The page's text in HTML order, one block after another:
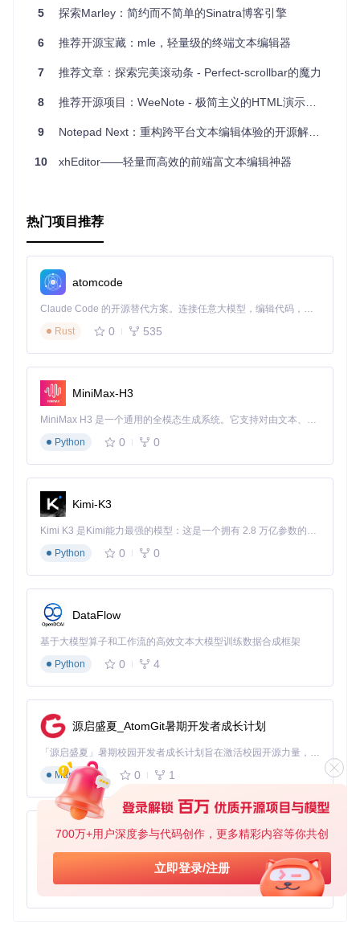
700万+用户深度参与代码创作，更多精彩内容等你共创
立即登录/注册
始化编辑器，设置相关属性和动作，就可以快速启动你的轻量
完整README。
总之，这个轻量级文本编辑器是一个理想的选择，无论你是开
发者还是内容创作者，它都将以其实用的功能和卓越的性能，
5 探索Marley：简约而不简单的Sinatra博客引擎
6 推荐开源宝藏：mle，轻量级的终端文本编辑器
7 推荐文章：探索完美滚动条 - Perfect-scrollbar的魔力
8 推荐开源项目：WeeNote - 极简主义的HTML演示工具
9 Notepad Next：重构跨平台文本编辑体验的开源解决方案
10 xhEditor——轻量而高效的前端富文本编辑神器
热门项目推荐
atomcode
Claude Code 的开源替代方案。连接任意大模型，编辑代码，运行命令，自动验证 — 全自动执行。用 Rust 构建，极致性能。 ｜ An open-source alternative to Claude Code. Connect any LLM, edit code, run commands, and verify changes — autonomously. Built in Rust for speed. Get Started
Rust
0 535
MiniMax-H3
MiniMax H3 是一个通用的全模态生成系统。它支持对由文本、图像、视频和音频组成的多模态上下文进行统一理解，并能生成分辨率高达 2K、时长可达 15 秒的带原生立体声音频的视频。得益于面向任务泛化的系统设计，H3 在预训练阶段就已具备广泛的多模态上下文理解与生成能力，能够出色地执行复杂的多模态指令。
Python
0 0
Kimi-K3
Kimi K3 是Kimi能力最强的模型：这是一个拥有 2.8 万亿参数的混合专家（MoE）模型，具备原生视觉理解能力，并支持 100 万 token 的上下文窗口。
Python
0 0
DataFlow
基于大模型算子和工作流的高效文本大模型训练数据合成框架
Python
0 4
源启盛夏_AtomGit暑期开发者成长计划
「源启盛夏」暑期校园开发者成长计划旨在激活校园开源力量，通过积分激励、认证扶持、资源倾斜等形式，引导高校组织和开发者完成「入驻 — 建项目 — 做贡献 — 获认证 — 得资源」的完整闭环。无论你是想带领社团入驻平台的组织者，还是希望用代码贡献证明自己的开发者，都能在这里找到属于你的成长路径。
Markdown
0 1
py-xiaozhi
基于Python的Xiaozhi AI，适用于想要完整Xiaozhi体验而无需拥有专用硬件的用户。
Python
0 1